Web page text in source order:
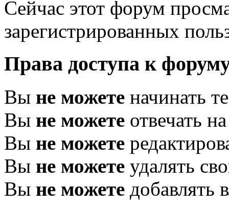
Сейчас этот форум
зарегистрированных
Права доступа к
Вы не можете начинать
Вы не можете отвечать
Вы не можете
Вы не можете удалять
Вы не можете добавлять